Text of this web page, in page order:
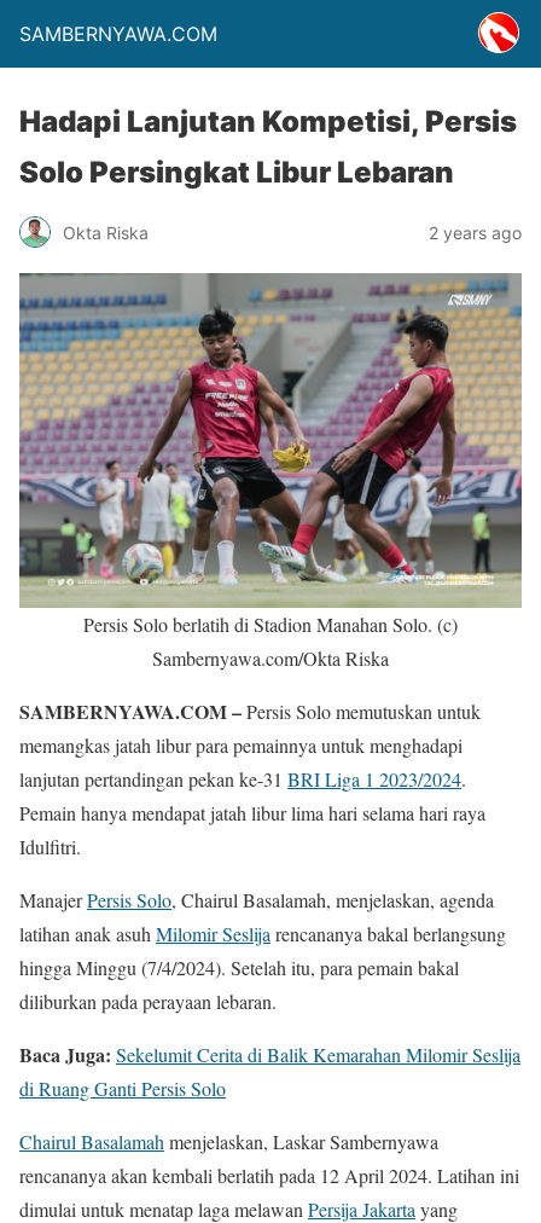
SAMBERNYAWA.COM
Hadapi Lanjutan Kompetisi, Persis
Solo Persingkat Libur Lebaran
Okta Riska 2 years ago
Persis Solo berlatih di Stadion Manahan Solo. (c)
Sambernyawa.com/Okta Riska
SAMBERNYAWA.COM –Persis Solo memutuskan untuk
memangkas jatah libur para pemainnya untuk menghadapi
lanjutan pertandingan pekan ke-31 BRI Liga 1 2023/2024.
Pemain hanya mendapat jatah libur lima hari selama hari raya
Idulfitri.
ManajerPersis Solo, Chairul Basalamah, menjelaskan, agenda
latihan anak asuh Milomir Seslija rencananya bakal berlangsung
hingga Minggu (7/4/2024). Setelah itu, para pemain bakal
diliburkan pada perayaan lebaran.
Baca Juga: Sekelumit Cerita di Balik Kemarahan Milomir Seslija
di Ruang Ganti Persis Solo
Chairul Basalamah menjelaskan, Laskar Sambernyawa
rencananya akan kembali berlatih pada 12 April 2024. Latihan ini
dimulai untuk menatap laga melawan Persija Jakarta yang